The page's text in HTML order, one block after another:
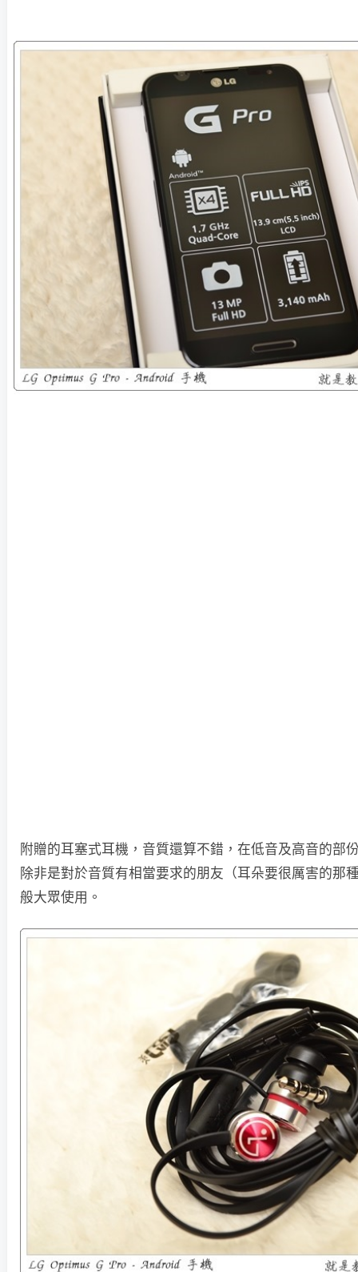
附贈的耳塞式耳機，音質還算不錯，在低音及高音的部
除非是對於音質有相當要求的朋友（耳朵要很厲害的那
般大眾使用。